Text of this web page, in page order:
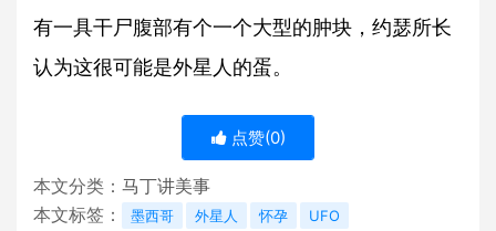
有一具干尸腹部有个一个大型的肿块，约瑟所长
认为这很可能是外星人的蛋。
点赞(0)
本文分类： 马丁讲美事
本文标签：
墨西哥 外星人 怀孕 UFO